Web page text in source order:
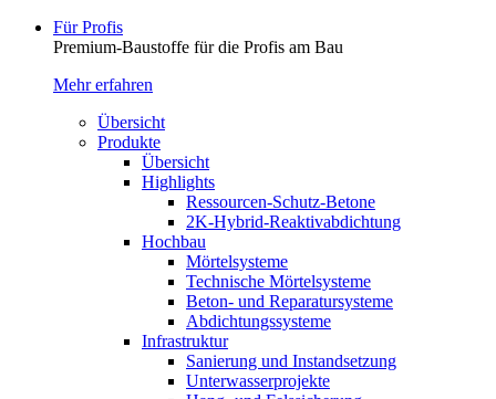
Für Profis
Premium-Baustoffe für die Profis am Bau
Mehr erfahren
Übersicht
Produkte
Übersicht
Highlights
Ressourcen-Schutz-Betone
2K-Hybrid-Reaktivab­dichtung
Hochbau
Mörtelsysteme
Technische Mörtelsysteme
Beton- und Reparatursysteme
Abdichtungssysteme
Infrastruktur
Sanierung und Instandsetzung
Unterwasserprojekte